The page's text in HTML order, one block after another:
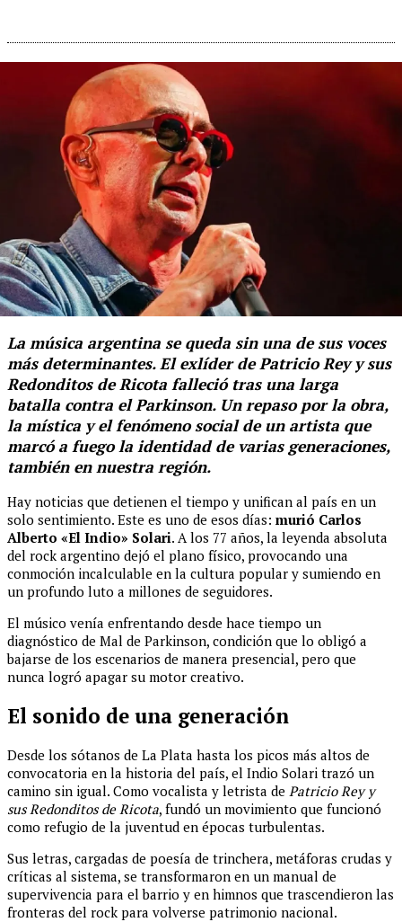
La música argentina se queda sin una de sus voces
más determinantes. El exlíder de Patricio Rey y sus
Redonditos de Ricota falleció tras una larga
batalla contra el Parkinson. Un repaso por la obra,
la mística y el fenómeno social de un artista que
marcó a fuego la identidad de varias generaciones,
también en nuestra región.
Hay noticias que detienen el tiempo y unifican al país en un
solo sentimiento. Este es uno de esos días: murió Carlos
Alberto «El Indio» Solari. A los 77 años, la leyenda absoluta
del rock argentino dejó el plano físico, provocando una
conmoción incalculable en la cultura popular y sumiendo en
un profundo luto a millones de seguidores.
El músico venía enfrentando desde hace tiempo un
diagnóstico de Mal de Parkinson, condición que lo obligó a
bajarse de los escenarios de manera presencial, pero que
nunca logró apagar su motor creativo.
El sonido de una generación
Desde los sótanos de La Plata hasta los picos más altos de
convocatoria en la historia del país, el Indio Solari trazó un
camino sin igual. Como vocalista y letrista de Patricio Rey y
sus Redonditos de Ricota, fundó un movimiento que funcionó
como refugio de la juventud en épocas turbulentas.
Sus letras, cargadas de poesía de trinchera, metáforas crudas y
críticas al sistema, se transformaron en un manual de
supervivencia para el barrio y en himnos que trascendieron las
fronteras del rock para volverse patrimonio nacional.